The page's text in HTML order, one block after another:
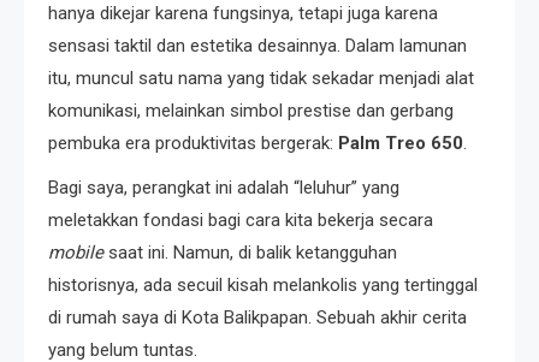
hanya dikejar karena fungsinya, tetapi juga karena
sensasi taktil dan estetika desainnya. Dalam lamunan
itu, muncul satu nama yang tidak sekadar menjadi alat
komunikasi, melainkan simbol prestise dan gerbang
pembuka era produktivitas bergerak: Palm Treo 650.
Bagi saya, perangkat ini adalah “leluhur” yang
meletakkan fondasi bagi cara kita bekerja secara
mobilesaat ini. Namun, di balik ketangguhan
historisnya, ada secuil kisah melankolis yang tertinggal
di rumah saya di Kota Balikpapan. Sebuah akhir cerita
yang belum tuntas.